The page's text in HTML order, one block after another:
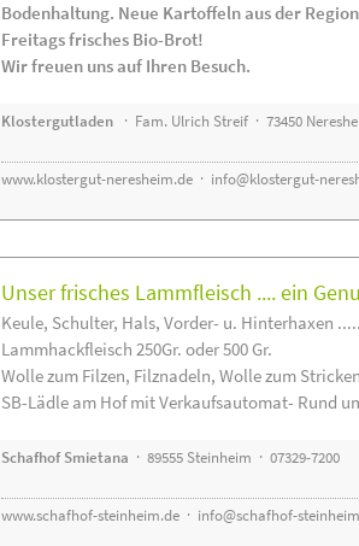
Bodenhaltung. Neue Kartoffeln aus der
Freitags frisches Bio-Brot!
Wir freuen uns auf Ihren Besuch.
Klostergutladen · Fam. Ulrich Streif · 73450
www.klostergut-neresheim.de · info@klostergut-
Unser frisches Lammfleisch .... ein
Keule, Schulter, Hals, Vorder- u. Hinterhaxen
Lammhackfleisch 250Gr. oder 500 Gr.
Wolle zum Filzen, Filznadeln, Wolle zum
SB-Lädle am Hof mit Verkaufsautomat- Rund
Schafhof Smietana · 89555 Steinheim · 07329-7200
www.schafhof-steinheim.de · info@schafhof-